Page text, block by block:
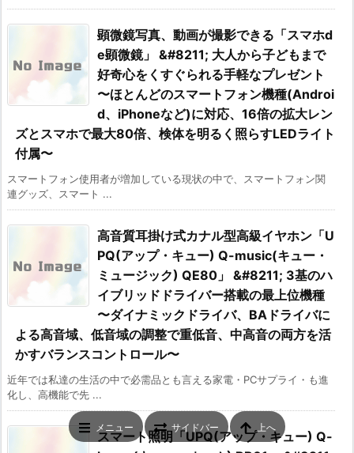
顕微鏡写真、動画が撮影できる「スマホd
e顕微鏡」 &#8211; 大人から子どもまで
好奇心をくすぐられる手軽なプレゼント
〜ほとんどのスマートフォン機種(Androi
d、iPhoneなど)に対応、16倍の拡大レン
ズとスマホで最大80倍、検体を明るく照らすLEDライト
付属〜
スマートフォン使用者が増加している現状の中で、スマートフォン関
連グッズ、スマート ...
高音質耳掛け式カナル型高級イヤホン「U
PQ(アップ・キュー) Q-music(キュー・
ミュージック) QE80」 &#8211; 3基のハ
イブリッドドライバー搭載の最上位機種
〜ダイナミックドライバ、BAドライバに
よる高音域、低音域の調整で重低音、中高音の両方を活
かすバランスコントロール〜
近年では私達の生活の中で必需品とも言える家電・PCサプライ・も進
化し、高機能で先 ...
スマート照明「UPQ(アップ・キュー) Q-
メニュー サイドバー 上へ